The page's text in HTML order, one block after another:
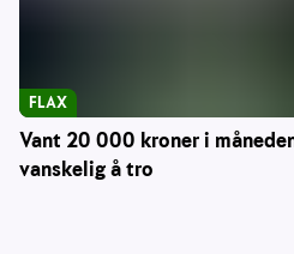
Vant 20 000 kroner i
vanskelig å tro
FLAX